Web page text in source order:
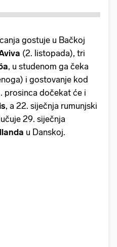
gostuje u Bačkoj
(2. listopada), tri
, u studenom ga čeka
i gostovanje kod
prosinca dočekat će i
, a 22. siječnja rumunjski
29. siječnja
u Danskoj.